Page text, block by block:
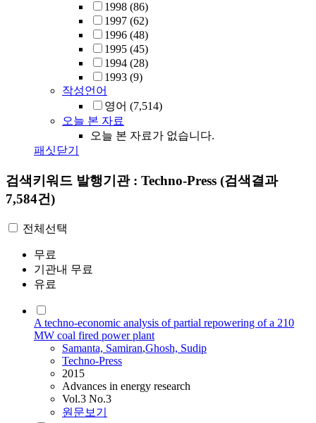
1998 (86)
1997 (62)
1996 (48)
1995 (45)
1994 (28)
1993 (9)
작성언어
영어 (7,514)
오늘 본 자료
오늘 본 자료가 없습니다.
패싯닫기
검색키워드 발행기관 : Techno-Press (검색결과
7,584건)
전체선택
무료
기관내 무료
유료
A techno-economic analysis of partial repowering of a 210
MW coal fired power plant
Samanta, Samiran,Ghosh, Sudip
Techno-Press
2015
Advances in energy research
Vol.3 No.3
원문보기